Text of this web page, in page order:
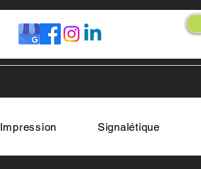
Impression Signalétique